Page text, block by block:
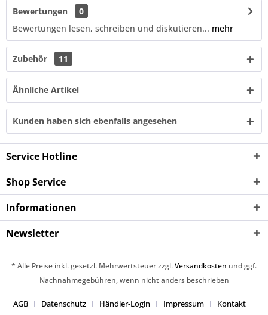
Bewertungen
0
Bewertungen lesen, schreiben und diskutieren... mehr
Zubehör 11
Ähnliche Artikel
Kunden haben sich ebenfalls angesehen
Service Hotline
Shop Service
Informationen
Newsletter
* Alle Preise inkl. gesetzl. Mehrwertsteuer zzgl.Versandkosten und ggf.
Nachnahmegebühren, wenn nicht anders beschrieben
AGB Datenschutz Händler-Login Impressum Kontakt